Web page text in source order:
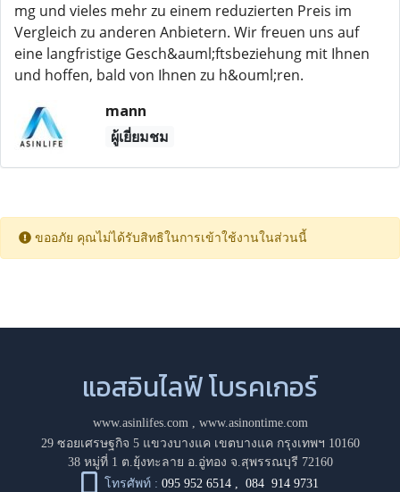
mg und vieles mehr zu einem reduzierten Preis im
Vergleich zu anderen Anbietern. Wir freuen uns auf
eine langfristige Gesch&auml;ftsbeziehung mit Ihnen
und hoffen, bald von Ihnen zu h&ouml;ren.
mann
ผู้เยี่ยมชม
ขออภัย คุณไม่ได้รับสิทธิในการเข้าใช้งานในส่วนนี้
แอสอินไลฟ์ โบรคเกอร์
www.asinlifes.com, www.asinontime.com
29 ซอยเศรษฐกิจ 5 แขวงบางแค เขตบางแค กรุงเทพฯ 10160
38 หมู่ที่ 1 ต.ยุ้งทะลาย อ.อู่ทอง จ.สุพรรณบุรี 72160
โทรศัพท์ : 095 952 6514 ,084 914 9731